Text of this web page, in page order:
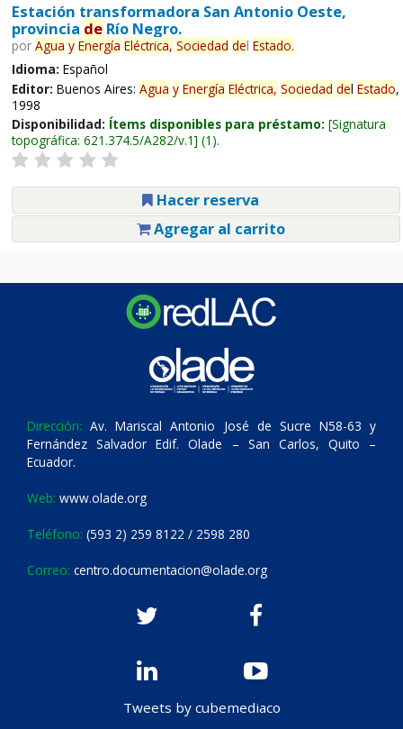
Estación transformadora San Antonio Oeste,
provincia deRío Negro.
por Agua y Energía Eléctrica, Sociedad del Estado.
Idioma: Español
Editor: Buenos Aires: Agua y Energía Eléctrica, Sociedad del Estado,
1998
Disponibilidad: Ítems disponibles para préstamo: Signatura
topográfica: 621.374.5/A282/v.1 (1).
Hacer reserva
Agregar al carrito
Dirección: Av. Mariscal Antonio José de Sucre N58-63 y
Fernández Salvador Edif. Olade – San Carlos, Quito –
Ecuador.
Web: www.olade.org
Teléfono: (593 2) 259 8122 / 2598 280
Correo: centro.documentacion@olade.org
Tweets by cubemediaco